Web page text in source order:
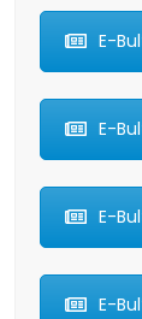
E-
E-
E-
E-